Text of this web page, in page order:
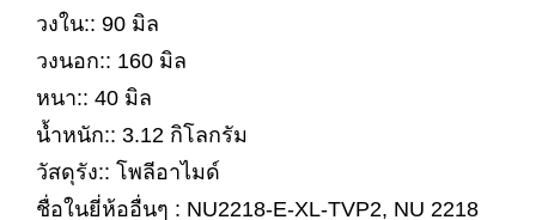
วงใน:: 90 มิล
วงนอก:: 160 มิล
หนา:: 40 มิล
น้ำหนัก:: 3.12 กิโลกรัม
วัสดุรัง:: โพลีอาไมด์
ชื่อในยี่ห้ออื่นๆ : NU2218-E-XL-TVP2, NU 2218